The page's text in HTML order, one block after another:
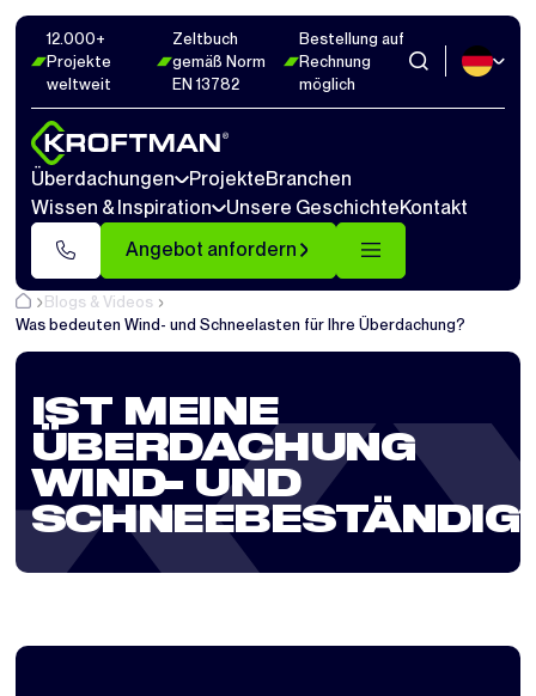
12.000+
Projekte
weltweit
Zeltbuch
gemäß Norm
EN 13782
Bestellung auf
Rechnung
möglich
Überdachungen ProjekteBranchen
Wissen & Inspiration
Unsere GeschichteKontakt
Angebot anfordern
Blogs & Videos
Was bedeuten Wind- und Schneelasten für Ihre Überdachung?
IST MEINE
ÜBERDACHUNG
WIND- UND